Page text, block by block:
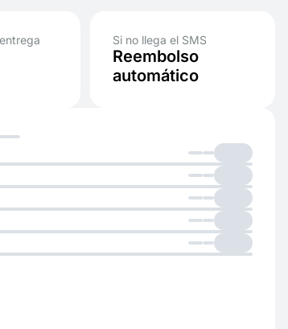
Si no llega el SMS
Reembolso
automático